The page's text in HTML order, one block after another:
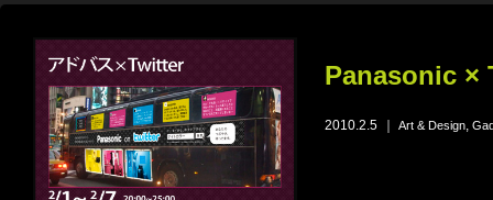
Panasonic ×
2010.2.5 Art & Design,